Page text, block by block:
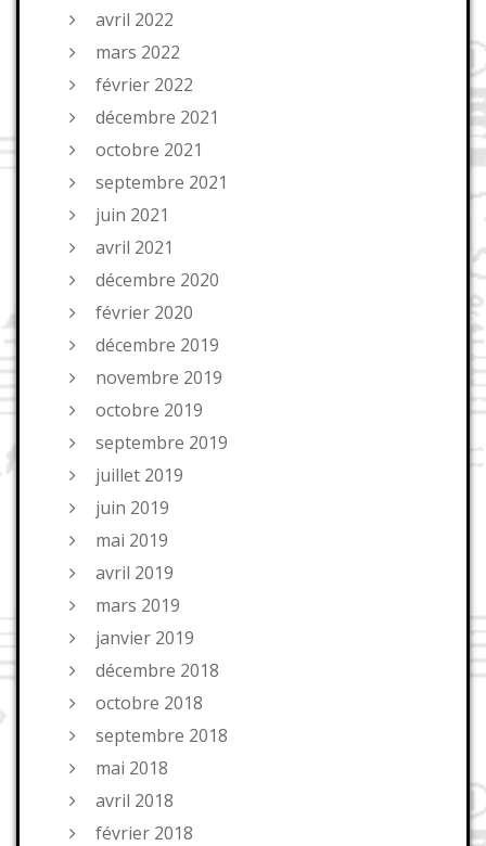
avril 2022
mars 2022
février 2022
décembre 2021
octobre 2021
septembre 2021
juin 2021
avril 2021
décembre 2020
février 2020
décembre 2019
novembre 2019
octobre 2019
septembre 2019
juillet 2019
juin 2019
mai 2019
avril 2019
mars 2019
janvier 2019
décembre 2018
octobre 2018
septembre 2018
mai 2018
avril 2018
février 2018